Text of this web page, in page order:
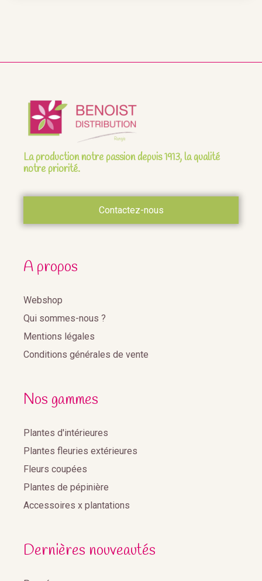
La production notre passion depuis 1913, la qualité
notre priorité.
Contactez-nous
A propos
Webshop
Qui sommes-nous ?
Mentions légales
Conditions générales de vente
Nos gammes
Plantes d'intérieures
Plantes fleuries extérieures
Fleurs coupées
Plantes de pépinière
Accessoires x plantations
Dernières nouveautés